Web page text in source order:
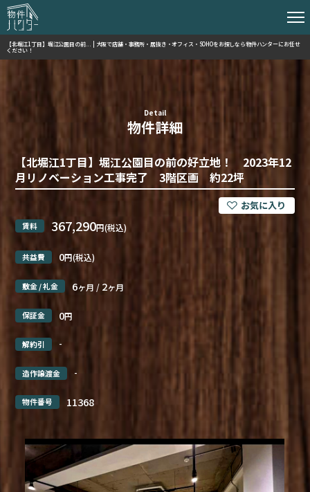
【北堀江1丁目】堀江公園目の前... | 大阪で店舗・事務所・居抜き・オフィス・SOHOをお探しなら物件ハンターにお任せ
ください！
Detail
物件詳細
【北堀江1丁目】堀江公園目の前の好立地！ 2023年12
月リノベーション工事完了 3階区画 約22坪
賃料 367,290円(税込)
共益費 0円(税込)
敷金 / 礼金 6ヶ月 / 2ヶ月
保証金 0円
解約引 -
造作譲渡金 -
物件番号 11368